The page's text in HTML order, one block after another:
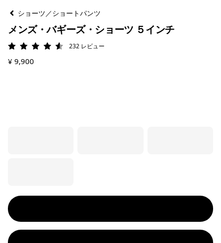
ショーツ／ショートパンツ
メンズ・バギーズ・ショーツ ５インチ
評価: 4.5 / 5232 レビュー
¥ 9,900